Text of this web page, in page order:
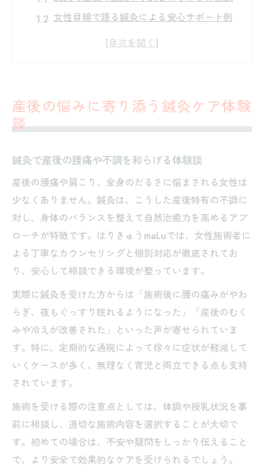
女性目線で語る鍼灸による安心サポート例
育児中の疲労回復に役立つ鍼灸のケア記録
力
鍼灸で肩こりやむくみを改善する方法紹介
産後女性が選ぶ鍼灸の体質改善効果とは
日々の疲労を鍼灸で軽減した事例を紹介
鍼灸の自然療法が女性の身体に優しい理由
日々の疲れや腰痛も鍼灸で穏やかにサポート
鍼灸で腰痛や肩こりを優しく改善する方法
忙しい育児中も安心な鍼灸サポート内容
鍼灸施術で日常の疲れをリセットする体験
女性鍼灸師が提供する安らぎ空間
アロマを取り入れた鍼灸で癒やされる時間を体
感
鍼灸とアロマの相乗効果で癒やしを実感
産後女性の心身に寄り添う鍼灸アロマ施術
アロマトリートメントと鍼灸の組み合わせ
体験
鍼灸アロマケアで得られるリラックス効果
産後の悩みに寄り添う鍼灸ケア体験
談
鍼灸で産後の腰痛や不調を和らげる体験談
産後の腰痛や肩こり、全身のだるさに悩まされる女性は
少なくありません。鍼灸は、こうした産後特有の不調に
対し、身体のバランスを整えて自然治癒力を高めるアプ
ローチが特徴です。はりきゅうmaLuでは、女性施術者に
よる丁寧なカウンセリングと個別対応が徹底されてお
り、安心して相談できる環境が整っています。
実際に鍼灸を受けた方からは「施術後に腰の痛みがやわ
らぎ、夜もぐっすり眠れるようになった」「産後のむく
みや冷えが改善された」といった声が寄せられていま
す。特に、定期的な通院によって徐々に症状が軽減して
いくケースが多く、無理なく育児と両立できる点も支持
されています。
施術を受ける際の注意点としては、体調や授乳状況を事
前に相談し、適切な施術内容を選択することが大切で
す。初めての場合は、不安や疑問をしっかり伝えること
で、より安全で効果的なケアを受けられるでしょう。